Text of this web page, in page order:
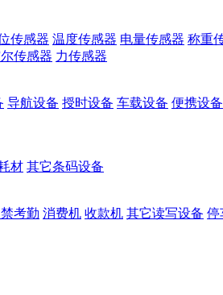
传感器 温度传感器 电量传感器 称重
传感器 力传感器
导航设备 授时设备 车载设备 便携设备
材 其它条码设备
考勤 消费机 收款机 其它读写设备 停